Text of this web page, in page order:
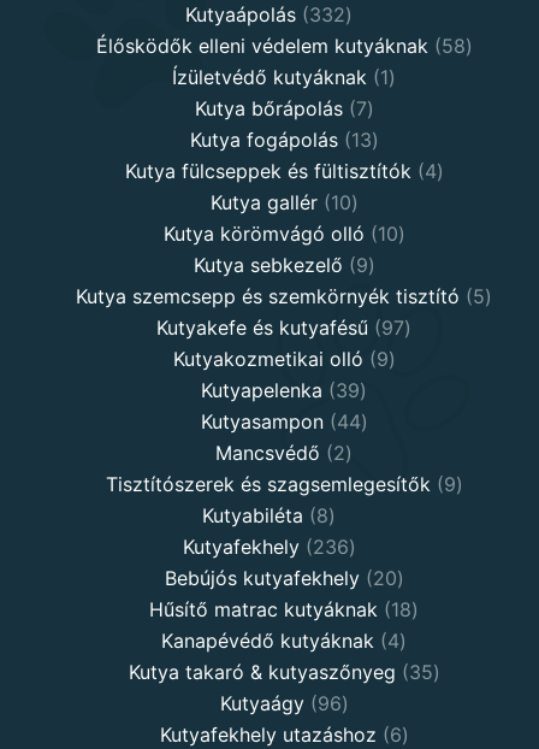
Kutyaápolás 332332
products
Élősködők elleni védelem kutyáknak 5858
Ízületvédő kutyáknak 11
Kutya bőrápolás 77
products
Kutya fogápolás 1313
products
Kutya fülcseppek és fültisztítók 44
Kutya gallér 1010
products
Kutya körömvágó olló 1010
Kutya sebkezelő 99
products
Kutya szemcsepp és szemkörnyék tisztító 55
Kutyakefe és kutyafésű 9797
Kutyakozmetikai olló 99
Kutyapelenka 3939
products
Kutyasampon 4444
Mancsvédő 22
products
Tisztítószerek és szagsemlegesítők 99
Kutyabiléta 88
products
Kutyafekhely 236236
products
Bebújós kutyafekhely 2020
products
Hűsítő matrac kutyáknak 1818
Kanapévédő kutyáknak 44
products
Kutya takaró & kutyaszőnyeg 3535
Kutyaágy 9696
products
Kutyafekhely utazáshoz 66